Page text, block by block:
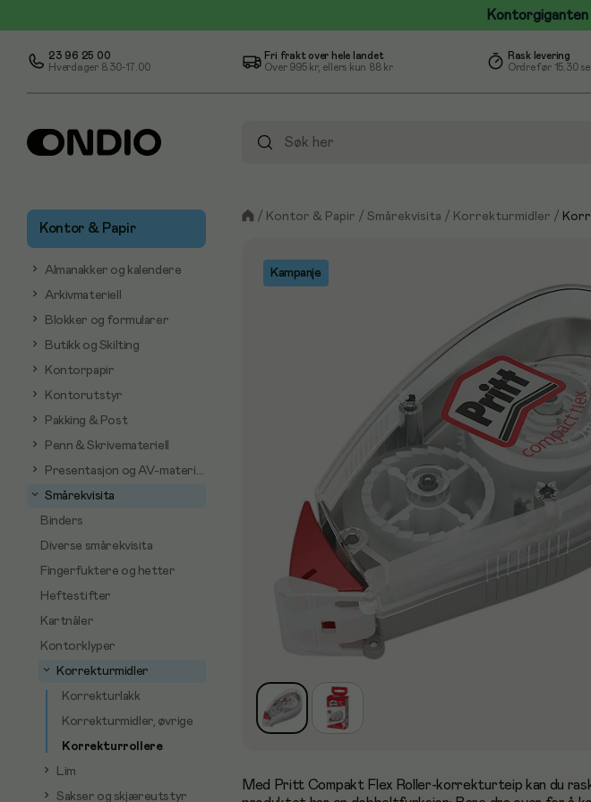
23 96 25 00
Hverdager 8.30-17.00
Fri frakt over hele landet
Over 995 kr, ellers kun 88 kr
Rask levering
Ordre før 15.30
Kontor & Papir
Almanakker og kalendere
Arkivmateriell
Blokker og formularer
Butikk og Skilting
Kontorpapir
Kontorutstyr
Pakking & Post
Penn & Skrivemateriell
Presentasjon og AV-materiell
Smårekvisita
Binders
Diverse smårekvisita
Fingerfuktere og hetter
Heftestifter
Kartnåler
Kontorklyper
Korrekturmidler
Korrekturlakk
Korrekturmidler, øvrige
Korrekturrollere
Lim
Sakser og skjæreutstyr
/ Kontor & Papir / Smårekvisita / Korrekturmidler /
Kampanje
Med Pritt Compakt Flex Roller-korrekturteip kan du